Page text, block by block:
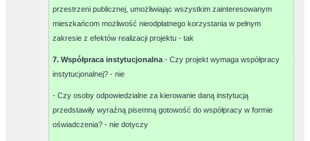
przestrzeni publicznej, umożliwiając wszystkim zainteresowanym
mieszkańcom możliwość nieodpłatnego korzystania w pełnym
zakresie z efektów realizacji projektu -tak
7. Współpraca instytucjonalna- Czy projekt wymaga współpracy
instytucjonalnej? -nie
- Czy osoby odpowiedzialne za kierowanie daną instytucją
przedstawiły wyraźną pisemną gotowość do współpracy w formie
oświadczenia? -nie dotyczy